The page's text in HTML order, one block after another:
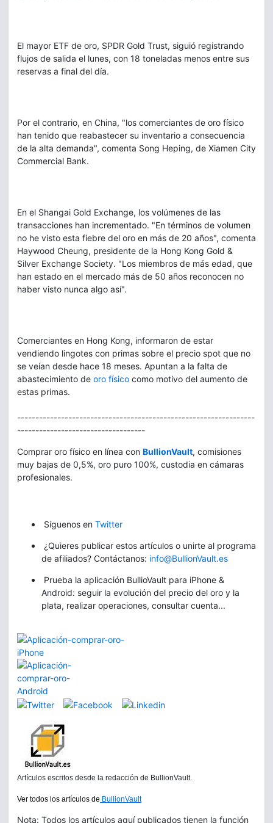
El mayor ETF de oro, SPDR Gold Trust, siguió registrando
flujos de salida el lunes, con 18 toneladas menos entre sus
reservas a final del día.
Por el contrario, en China, "los comerciantes de oro físico
han tenido que reabastecer su inventario a consecuencia
de la alta demanda", comenta Song Heping, de Xiamen City
Commercial Bank.
En el Shangai Gold Exchange, los volúmenes de las
transacciones han incrementado. "En términos de volumen
no he visto esta fiebre del oro en más de 20 años", comenta
Haywood Cheung, presidente de la Hong Kong Gold &
Silver Exchange Society. "Los miembros de más edad, que
han estado en el mercado más de 50 años reconocen no
haber visto nunca algo así".
Comerciantes en Hong Kong, informaron de estar
vendiendo lingotes con primas sobre el precio spot que no
se veían desde hace 18 meses. Apuntan a la falta de
abastecimiento de oro físico como motivo del aumento de
estas primas.
-----------------------------------------------------------------
-----------------------------------
Comprar oro físico en línea con BullionVault, comisiones
muy bajas de 0,5%, oro puro 100%, custodia en cámaras
profesionales.
Síguenos en Twitter
¿Quieres publicar estos artículos o unirte al programa
de afiliados? Contáctanos: info@BullionVault.es
Prueba la aplicación BullioVault para iPhone &
Android: seguir la evolución del precio del oro y la
plata, realizar operaciones, consultar cuenta...
Artículos escritos desde la redacción de BullionVault.
Ver todos los artículos de BullionVault
Nota: Todos los artículos aquí publicados tienen la función